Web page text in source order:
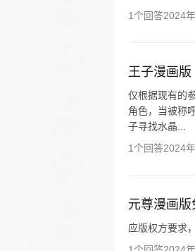
1个回答2024
王子漫画版
仅根据现有的
角色，当被称
子寻找水晶...
1个回答2024
元尊漫画版
应版权方要求